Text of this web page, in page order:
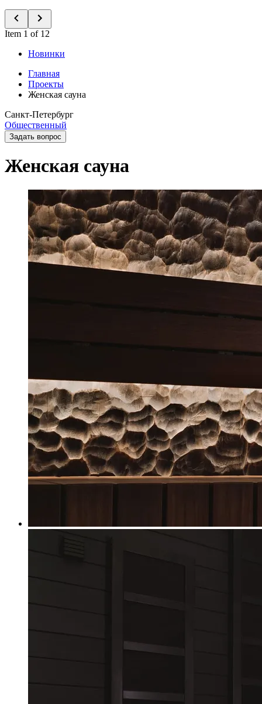
Item 1 of 12
Новинки
Главная
Проекты
Женская сауна
Санкт-Петербург
Общественный
Задать вопрос
Женская сауна